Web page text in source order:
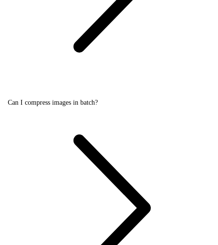
Can I compress images in batch?